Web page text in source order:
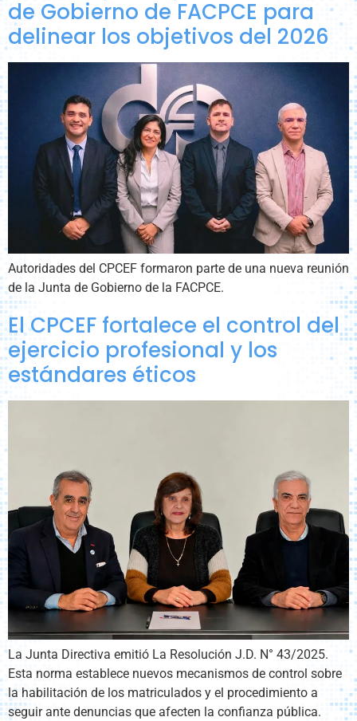
de Gobierno de FACPCE para
delinear los objetivos del 2026
Autoridades del CPCEF formaron parte de una nueva reunión
de la Junta de Gobierno de la FACPCE.
El CPCEF fortalece el control del
ejercicio profesional y los
estándares éticos
La Junta Directiva emitió La Resolución J.D. N° 43/2025.
Esta norma establece nuevos mecanismos de control sobre
la habilitación de los matriculados y el procedimiento a
seguir ante denuncias que afecten la confianza pública.